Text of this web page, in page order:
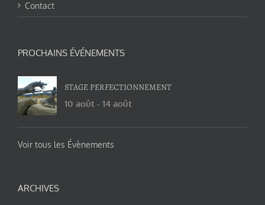
Contact
PROCHAINS ÉVÉNEMENTS
STAGE PERFECTIONNEMENT
10 août - 14 août
Voir tous les Évènements
ARCHIVES